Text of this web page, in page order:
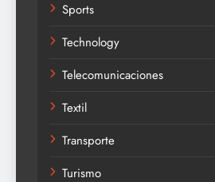
Sports
Technology
Telecomunicaciones
Textil
Transporte
Turismo